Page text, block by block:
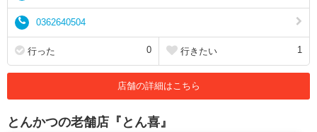
0362640504
行った 0 行きたい 1
店舗の詳細はこちら
とんかつの老舗店『とん喜』